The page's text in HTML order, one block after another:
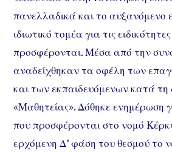
πανελλαδικά και το αυξανόμενο
ιδιωτικό τομέα για τις
προσφέρονται. Μέσα από την
αναδείχθηκαν τα οφέλη των
και των εκπαιδευόμενων κατά τη
«Μαθητείας». Δόθηκε ενημέρωση
που προσφέρονται στο νομό
ερχόμενη Δ’ φάση του θεσμού το